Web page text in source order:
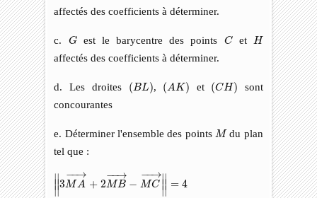
affectés des coefficients à déterminer.
c. G
Gest le barycentre des points C
Cet H
H
affectés des coefficients à déterminer.
d. Les droites (BL)
(BL) , (AK)
( A K) et (CH)
(CH)
sont
concourantes
e. Déterminer l'ensemble des points M
Mdu plan
tel que :
∣∣
∣
∣∣
∣
3
−−→
MA + 2
−−→
MB −
−−→
MC
∣∣
∣
∣∣
∣
= 4
||3 → → C→